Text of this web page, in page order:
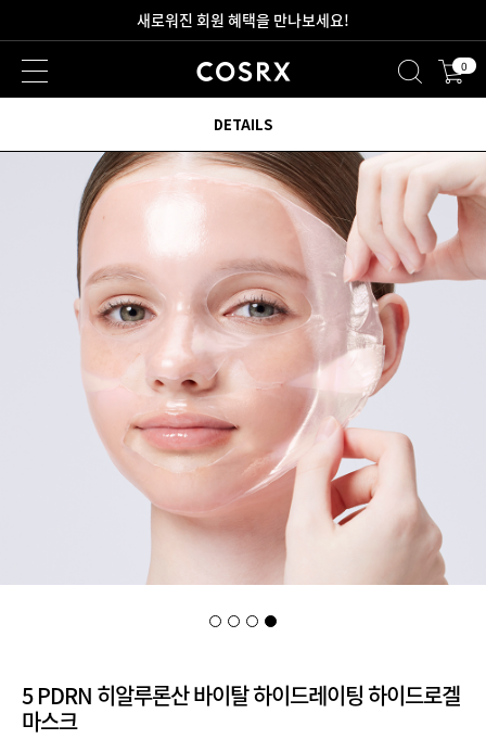
새로워진 회원 혜택을 만나보세요!
0
5 PDRN 히알루론산 바이탈 하이드레이팅 하이드로겔
마스크
DETAILS